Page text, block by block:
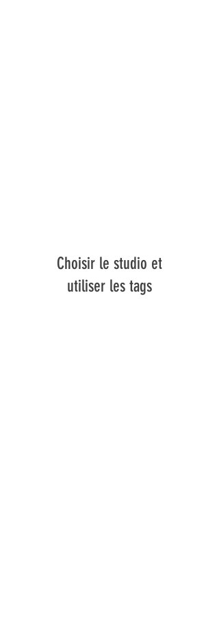
Choisir le studio et
utiliser les tags